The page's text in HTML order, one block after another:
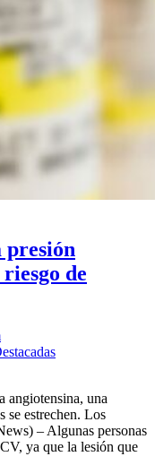
presión
de
angiotensina, una
se estrechen. Los
– Algunas personas
ya que la lesión que